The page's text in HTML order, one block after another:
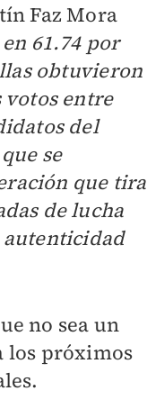
Faz Mora
en 61.74 por
obtuvieron
votos entre
del
se
que tira
de lucha
autenticidad
no sea un
los próximos